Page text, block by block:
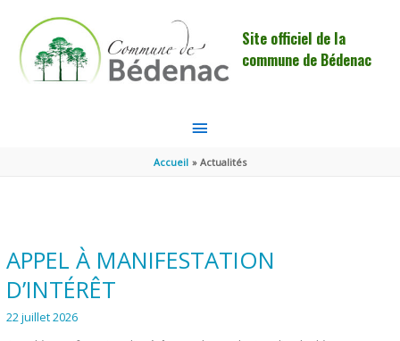
Site officiel de la
commune de Bédenac
MENU
PRINCIPAL
Accueil Actualités
APPEL À MANIFESTATION
D’INTÉRÊT
22 juillet 2026